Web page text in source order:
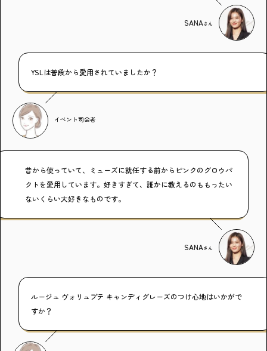
SANAさん
YSLは普段から愛用されていましたか？
イベント司会者
昔から使っていて、ミューズに就任する前からピンクのグロウパ
クトを愛用しています。好きすぎて、誰かに教えるのももったい
ないくらい大好きなものです。
SANAさん
ルージュ ヴォリュプテ キャンディグレーズのつけ心地はいかがで
すか？